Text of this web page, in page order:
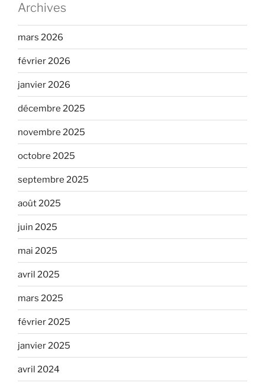
Archives
mars 2026
février 2026
janvier 2026
décembre 2025
novembre 2025
octobre 2025
septembre 2025
août 2025
juin 2025
mai 2025
avril 2025
mars 2025
février 2025
janvier 2025
avril 2024